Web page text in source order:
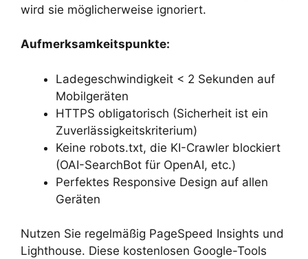
wird sie möglicherweise ignoriert.
Aufmerksamkeitspunkte:
Ladegeschwindigkeit < 2 Sekunden auf
Mobilgeräten
HTTPS obligatorisch (Sicherheit ist ein
Zuverlässigkeitskriterium)
Keine robots.txt, die KI-Crawler blockiert
(OAI-SearchBot für OpenAI, etc.)
Perfektes Responsive Design auf allen
Geräten
Nutzen Sie regelmäßig PageSpeed Insights und
Lighthouse. Diese kostenlosen Google-Tools